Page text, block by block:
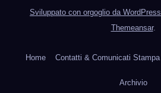
Sviluppato con orgoglio da WordPress
Themeansar.
Home Contatti & Comunicati Stampa
Archivio